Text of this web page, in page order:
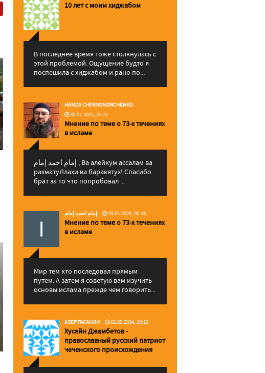
10 лет с моим хиджабом
В последнее время тоже столкнулась с
этой проблемой. Ощущение будто я
поспешила с хиджабом и рано по...
HAMZA CHERNOMORCHENKO
30.01.2025, 15:22
Мнение по теме о 73-х течениях
в исламе
إمام احمد إمام , Ва алейкум ассалам ва
рахматуЛлахи ва баракятух! Спасибо
брат за то что попробовал ...
إمام احمد إمام 29.01.2025, 00:43
Мнение по теме о 73-х течениях
в исламе
Мир тем кто последовал прямым
путем. А затем я советую вам изучить
основы ислама прежде чем говорить...
АЗЕР ГАСАНЛИ 02.09.2024, 19:12
Хусейн Джамбетов -
православный русский патриот
чеченского происхождения